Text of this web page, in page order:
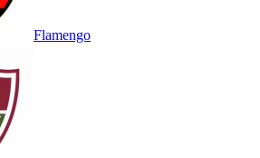
Flamengo